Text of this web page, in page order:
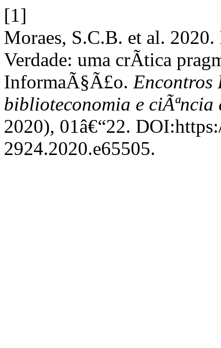
[1]
Moraes, S.C.B. et al.
Verdade: uma crÃ­tica
InformaÃ§Ã£o. Encontros
biblioteconomia e
2020), 01â€“22.
2924.2020.e65505.